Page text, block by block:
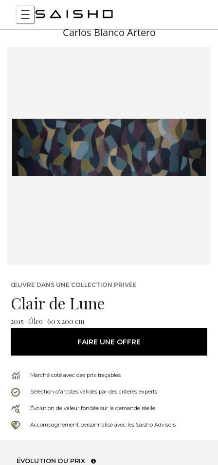
Carlos Blanco Artero
ŒUVRE DANS UNE COLLECTION PRIVÉE
Clair de Lune
2015 · Óleo · 60 x 200 cm
FAIRE UNE OFFRE
Marché coté avec des prix traçables
Sélection d'artistes validés par des critères experts
Évolution de valeur fondée sur la demande réelle
Accompagnement personnalisé avec les Saisho Advisors
ÉVOLUTION DU PRIX